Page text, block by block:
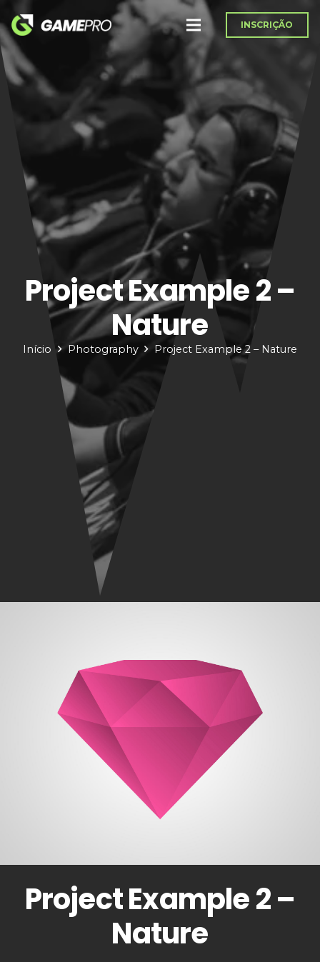
INSCRIÇÃO
Project Example 2 –
Nature
Início Photography Project Example 2 – Nature
Project Example 2 –
Nature